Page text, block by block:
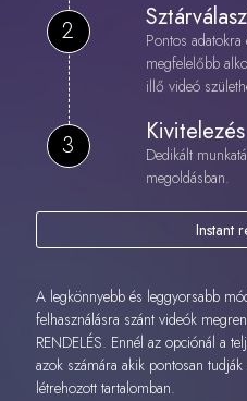
2
3
Pontos
megfelelőbb
illő videó
Kivitelezés
Dedikált
megoldásban.
Instant
A legkönnyebb és leggyorsabb
felhasználásra szánt videók
RENDELÉS. Ennél az opciónál a
azok számára akik pontosan
létrehozott tartalomban.